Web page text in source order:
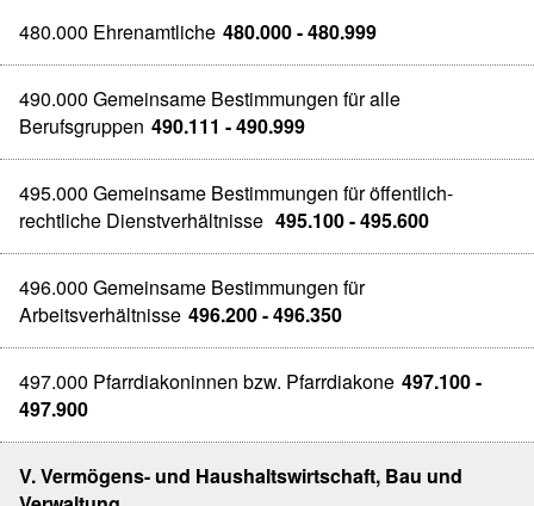
480.000 Ehrenamtliche 480.000 - 480.999
490.000 Gemeinsame Bestimmungen für alle
Berufsgruppen 490.111 - 490.999
495.000 Gemeinsame Bestimmungen für öffentlich-
rechtliche Dienstverhältnisse 495.100 - 495.600
496.000 Gemeinsame Bestimmungen für
Arbeitsverhältnisse 496.200 - 496.350
497.000 Pfarrdiakoninnen bzw. Pfarrdiakone 497.100 -
497.900
V. Vermögens- und Haushaltswirtschaft, Bau und